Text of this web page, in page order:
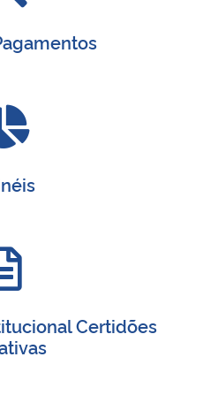
Certidões